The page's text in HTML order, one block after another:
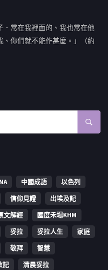
常在我裡面的、我也常在他
你們就不能作甚麼。」（約
中國成語
以色列
信仰見證
出埃及記
文解經
國度禾場KHM
妥拉 妥拉人生
家庭
敬拜
智慧
記
清晨妥拉